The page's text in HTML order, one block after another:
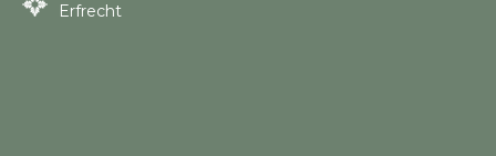
Erfrecht